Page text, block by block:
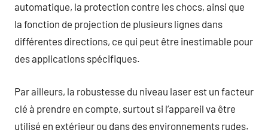
automatique, la protection contre les chocs, ainsi que
la fonction de projection de plusieurs lignes dans
différentes directions, ce qui peut être inestimable pour
des applications spécifiques.
Par ailleurs, la robustesse du niveau laser est un facteur
clé à prendre en compte, surtout si l’appareil va être
utilisé en extérieur ou dans des environnements rudes.